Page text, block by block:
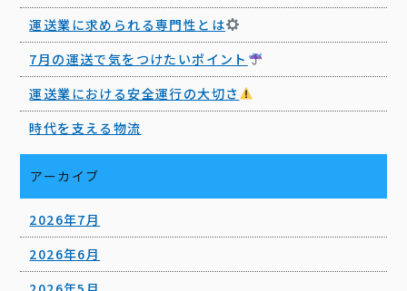
運送業に求められる専門性とは
7月の運送で気をつけたいポイント
運送業における安全運行の大切さ
時代を支える物流
アーカイブ
2026年7月
2026年6月